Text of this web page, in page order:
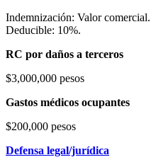
Indemnización: Valor comercial.
Deducible: 10%.
RC por daños a terceros
$3,000,000 pesos
Gastos médicos ocupantes
$200,000 pesos
Defensa legal/jurídica